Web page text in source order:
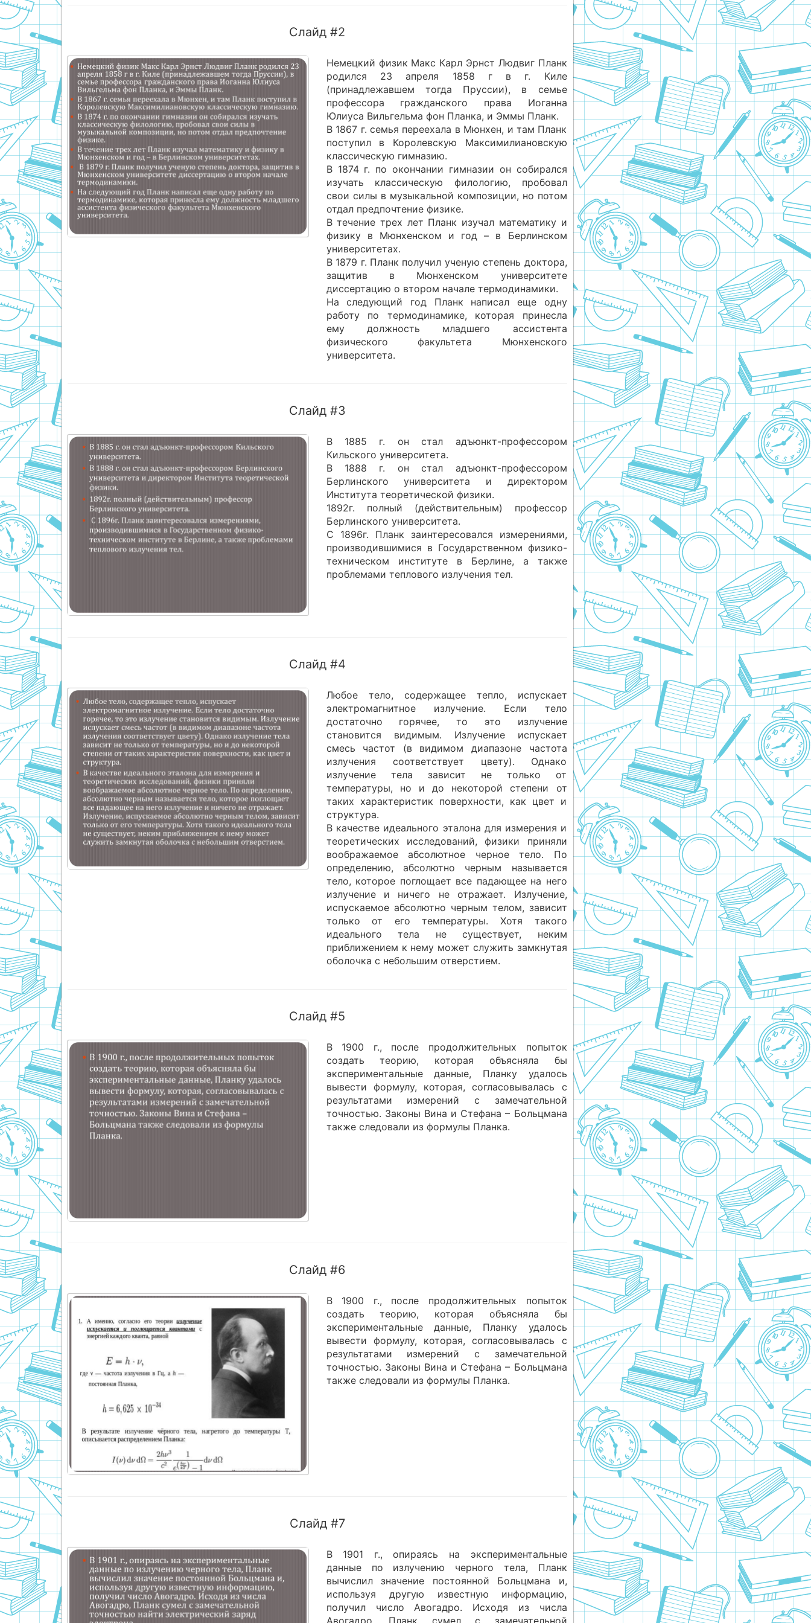
Слайд #2
Немецкий физик Макс Карл Эрнст Людвиг Планк
родился 23 апреля 1858 г в г. Киле
(принадлежавшем тогда Пруссии), в семье
профессора гражданского права Иоганна
Юлиуса Вильгельма фон Планка, и Эммы Планк.
В 1867 г. семья переехала в Мюнхен, и там Планк
поступил в Королевскую Максимилиановскую
классическую гимназию.
В 1874 г. по окончании гимназии он собирался
изучать классическую филологию, пробовал
свои силы в музыкальной композиции, но потом
отдал предпочтение физике.
В течение трех лет Планк изучал математику и
физику в Мюнхенском и год – в Берлинском
университетах.
В 1879 г. Планк получил ученую степень доктора,
защитив в Мюнхенском университете
диссертацию о втором начале термодинамики.
На следующий год Планк написал еще одну
работу по термодинамике, которая принесла
ему должность младшего ассистента
физического факультета Мюнхенского
университета.
Слайд #3
В 1885 г. он стал адъюнкт-профессором
Кильского университета.
В 1888 г. он стал адъюнкт-профессором
Берлинского университета и директором
Института теоретической физики.
1892г. полный (действительным) профессор
Берлинского университета.
С 1896г. Планк заинтересовался измерениями,
производившимися в Государственном физико-
техническом институте в Берлине, а также
проблемами теплового излучения тел.
Слайд #4
Любое тело, содержащее тепло, испускает
электромагнитное излучение. Если тело
достаточно горячее, то это излучение
становится видимым. Излучение испускает
смесь частот (в видимом диапазоне частота
излучения соответствует цвету). Однако
излучение тела зависит не только от
температуры, но и до некоторой степени от
таких характеристик поверхности, как цвет и
структура.
В качестве идеального эталона для измерения и
теоретических исследований, физики приняли
воображаемое абсолютное черное тело. По
определению, абсолютно черным называется
тело, которое поглощает все падающее на него
излучение и ничего не отражает. Излучение,
испускаемое абсолютно черным телом, зависит
только от его температуры. Хотя такого
идеального тела не существует, неким
приближением к нему может служить замкнутая
оболочка с небольшим отверстием.
Слайд #5
В 1900 г., после продолжительных попыток
создать теорию, которая объясняла бы
экспериментальные данные, Планку удалось
вывести формулу, которая, согласовывалась с
результатами измерений с замечательной
точностью. Законы Вина и Стефана – Больцмана
также следовали из формулы Планка.
Слайд #6
В 1900 г., после продолжительных попыток
создать теорию, которая объясняла бы
экспериментальные данные, Планку удалось
вывести формулу, которая, согласовывалась с
результатами измерений с замечательной
точностью. Законы Вина и Стефана – Больцмана
также следовали из формулы Планка.
Слайд #7
В 1901 г., опираясь на экспериментальные
данные по излучению черного тела, Планк
вычислил значение постоянной Больцмана и,
используя другую известную информацию,
получил число Авогадро. Исходя из числа